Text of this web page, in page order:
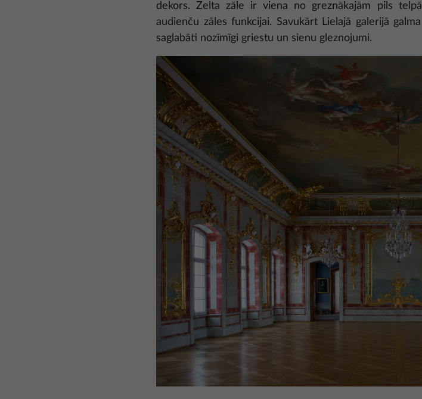
dekors. Zelta zāle ir viena no greznākajām pils
audienču zāles funkcijai. Savukārt Lielajā galerijā
saglabāti nozīmīgi griestu un sienu gleznojumi.
Attēls